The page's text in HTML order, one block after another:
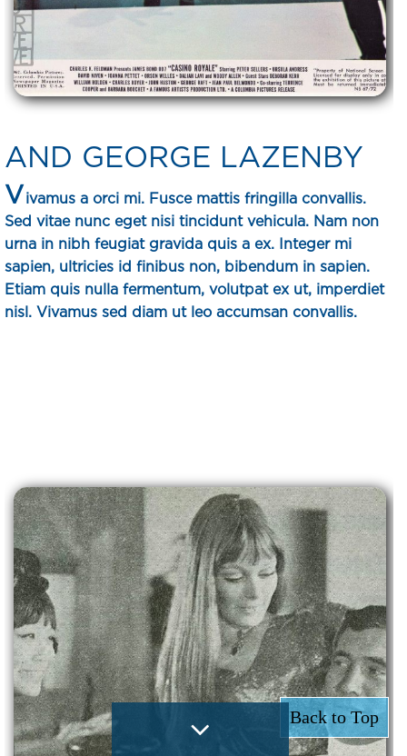
Back to Top
AND GEORGE LAZENBY
Vivamus a orci mi. Fusce mattis fringilla convallis.
Sed vitae nunc eget nisi tincidunt vehicula. Nam non
urna in nibh feugiat gravida quis a ex. Integer mi
sapien, ultricies id finibus non, bibendum in sapien.
Etiam quis nulla fermentum, volutpat ex ut, imperdiet
nisl. Vivamus sed diam ut leo accumsan convallis.